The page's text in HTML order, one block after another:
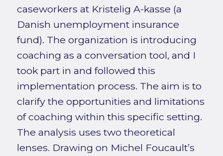
caseworkers at Kristelig A-kasse (a
Danish unemployment insurance
fund). The organization is introducing
coaching as a conversation tool, and I
took part in and followed this
implementation process. The aim is to
clarify the opportunities and limitations
of coaching within this specific setting.
The analysis uses two theoretical
lenses. Drawing on Michel Foucault’s